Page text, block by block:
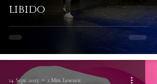
libido
14. Sept. 2025 1 Min. Lesezeit